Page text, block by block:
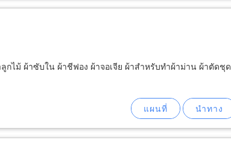
ไม้ ผ้าซับใน ผ้าชีฟอง ผ้าจอเจีย ผ้าสำหรับทำผ้าม่าน ผ้าตัดชุด